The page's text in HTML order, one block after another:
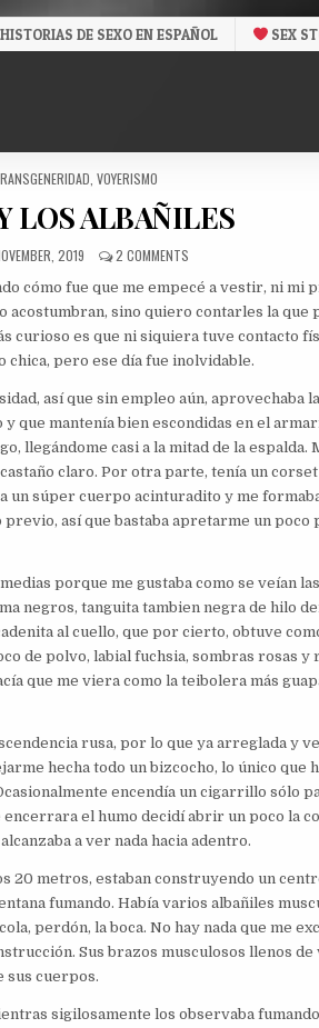
HISTORIAS DE SEXO EN ESPAÑOL SEX
,VOYERISMO
LOS ALBAÑILES
2019 2 COMMENTS
TRAVESTI
Y
LOS
cómo fue que me empecé a vestir, ni mi
acostumbran, sino quiero contarles la que
curioso es que ni siquiera tuve contacto
chica, pero ese día fue inolvidable.
así que sin empleo aún, aprovechaba
que mantenía bien escondidas en el
llegándome casi a la mitad de la espalda.
claro. Por otra parte, tenía un
un súper cuerpo acinturadito y me
así que bastaba apretarme un poco
porque me gustaba como se veían
negros, tanguita tambien negra de hilo
al cuello, que por cierto, obtuve
de polvo, labial fuchsia, sombras rosas y
que me viera como la teibolera más
rusa, por lo que ya arreglada y
hecha todo un bizcocho, lo único que
encendía un cigarrillo sólo
encerrara el humo decidí abrir un poco la
a ver nada hacia adentro.
20 metros, estaban construyendo un
fumando. Había varios albañiles
perdón, la boca. No hay nada que me
Sus brazos musculosos llenos de
sus cuerpos.
sigilosamente los observaba